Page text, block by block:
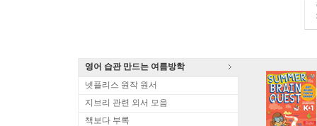
영어 습관 만드는 여름방학
넷플리스 원작 원서
지브리 관련 외서 모음
책보다 부록